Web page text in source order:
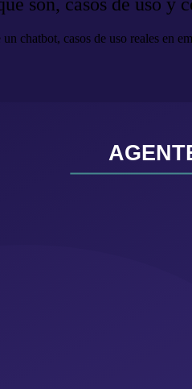
chatbot, casos de uso reales en